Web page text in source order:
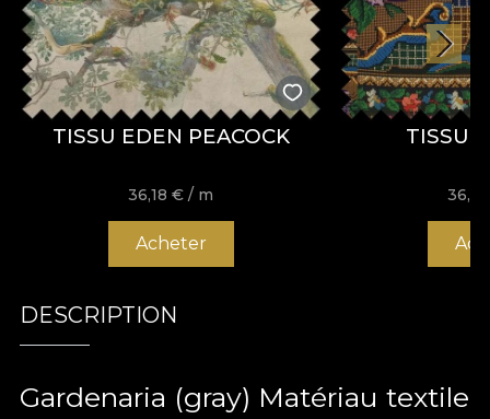
TISSU EDEN PEACOCK
36,18€ / m
Acheter
TISSU
DESCRIPTION
Gardenaria (gray) Matériau textile